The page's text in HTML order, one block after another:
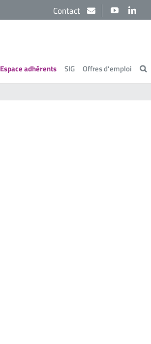
YouTube
Contact
Espace adhérents SIG Offres d’emploi